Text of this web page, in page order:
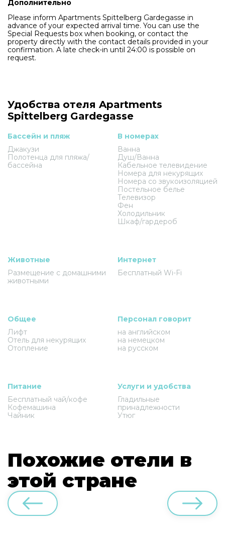
Дополнительно
Please inform Apartments Spittelberg Gardegasse in
advance of your expected arrival time. You can use the
Special Requests box when booking, or contact the
property directly with the contact details provided in your
confirmation. A late check-in until 24:00 is possible on
request.
Удобства отеля Apartments
Spittelberg Gardegasse
Бассейн и пляж
Джакузи
Полотенца для пляжа/
бассейна
В номерах
Ванна
Душ/Ванна
Кабельное телевидение
Номера для некурящих
Номера со звукоизоляцией
Постельное белье
Телевизор
Фен
Холодильник
Шкаф/гардероб
Животные
Размещение с домашними
животными
Интернет
Бесплатный Wi-Fi
Общее
Лифт
Отель для некурящих
Отопление
Персонал говорит
на английском
на немецком
на русском
Питание
Бесплатный чай/кофе
Кофемашина
Чайник
Услуги и удобства
Гладильные
принадлежности
Утюг
Похожие отели в
этой стране